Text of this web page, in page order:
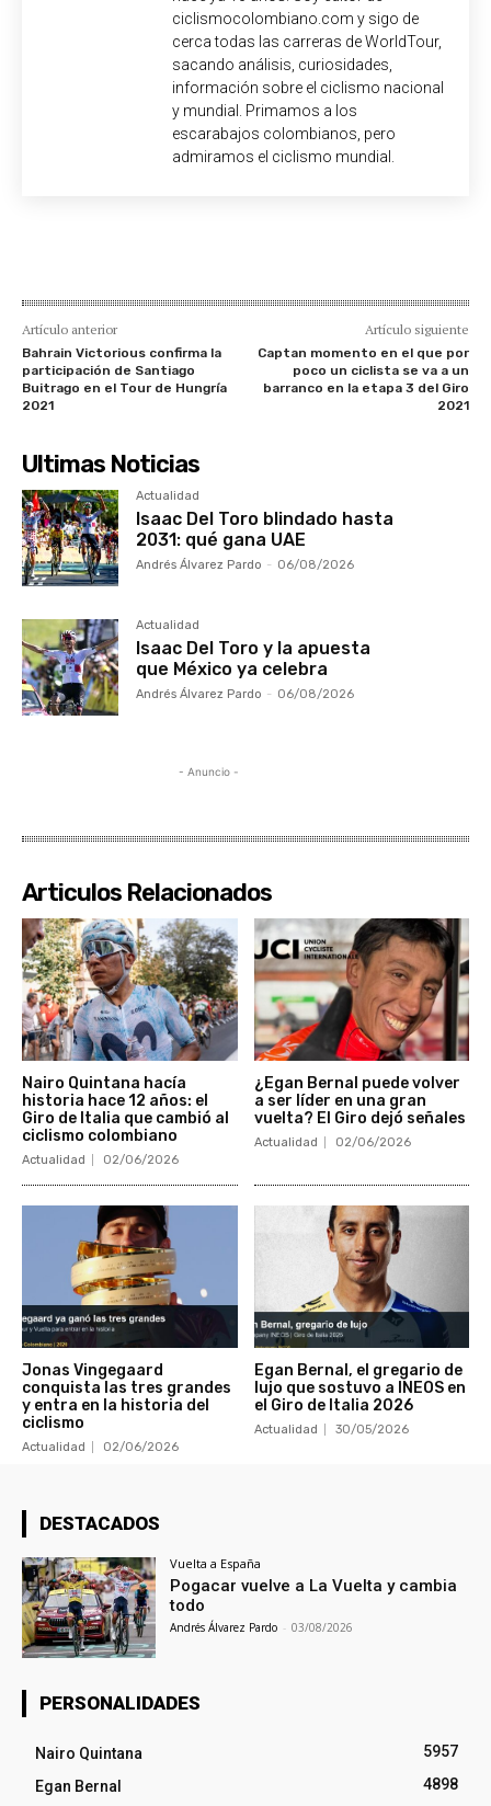
ciclismocolombiano.com y sigo de
cerca todas las carreras de WorldTour,
sacando análisis, curiosidades,
información sobre el ciclismo nacional
y mundial. Primamos a los
escarabajos colombianos, pero
admiramos el ciclismo mundial.
Artículo anterior
Bahrain Victorious confirma la
participación de Santiago
Buitrago en el Tour de Hungría
2021
Artículo siguiente
Captan momento en el que por
poco un ciclista se va a un
barranco en la etapa 3 del Giro
2021
Ultimas Noticias
Actualidad
Isaac Del Toro blindado hasta
2031: qué gana UAE
Andrés Álvarez Pardo - 06/08/2026
Actualidad
Isaac Del Toro y la apuesta
que México ya celebra
Andrés Álvarez Pardo - 06/08/2026
- Anuncio -
Articulos Relacionados
Nairo Quintana hacía
historia hace 12 años: el
Giro de Italia que cambió al
ciclismo colombiano
Actualidad 02/06/2026
¿Egan Bernal puede volver
a ser líder en una gran
vuelta? El Giro dejó señales
Actualidad 02/06/2026
Jonas Vingegaard
conquista las tres grandes
y entra en la historia del
ciclismo
Actualidad 02/06/2026
Egan Bernal, el gregario de
lujo que sostuvo a INEOS en
el Giro de Italia 2026
Actualidad 30/05/2026
DESTACADOS
Vuelta a España
Pogacar vuelve a La Vuelta y cambia
todo
Andrés Álvarez Pardo - 03/08/2026
PERSONALIDADES
Nairo Quintana
5957
Egan Bernal
4898